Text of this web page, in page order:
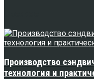
Производство
технология и